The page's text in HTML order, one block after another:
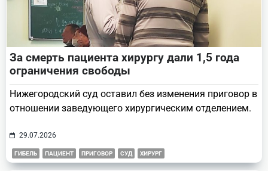
За смерть пациента хирургу дали 1,5 года
ограничения свободы
Нижегородский суд оставил без изменения приговор в
отношении заведующего хирургическим отделением.
29.07.2026
ГИБЕЛЬ ПАЦИЕНТ ПРИГОВОР СУД ХИРУРГ